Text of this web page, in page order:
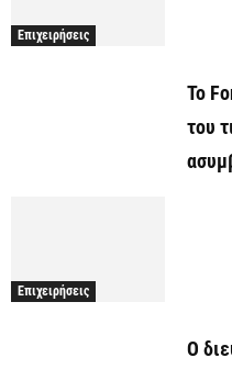
Επιχειρήσεις
Το
του
Επιχειρήσεις
Ο